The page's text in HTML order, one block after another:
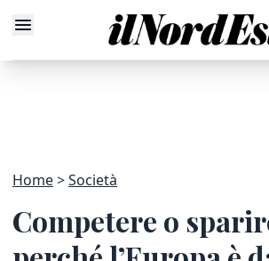
Home Società
Competere o